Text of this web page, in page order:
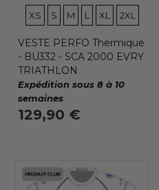
TAILLES
XS
TAILLES
S
TAILLES
M
TAILLES
L
TAILLES
XL 2XL
VESTE PERFO Thermique
- BU332 - SCA 2000 EVRY
TRIATHLON
Expédition sous 8 à 10
semaines
129,90 €